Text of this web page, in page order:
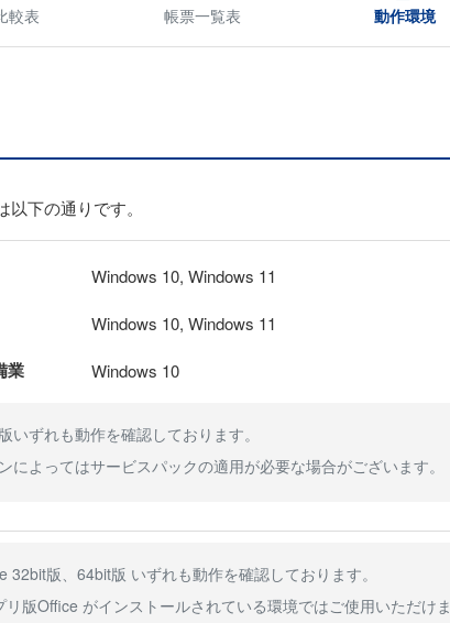
較表 帳票一覧表 動作環境
下の通りです。
Windows 10, Windows 11
Windows 10, Windows 11
業 Windows 10
いずれも動作を確認しております。
によってはサービスパックの適用が必要な場合がございます。
32bit版、64bit版 いずれも動作を確認しております。
リ版Office がインストールされている環境ではご使用いただけ